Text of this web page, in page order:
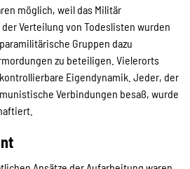
möglich, weil das Militär
Verteilung von Todeslisten wurden
Gruppen dazu
zu beteiligen. Vielerorts
Eigendynamik. Jeder, der
Verbindungen besaß, wurde